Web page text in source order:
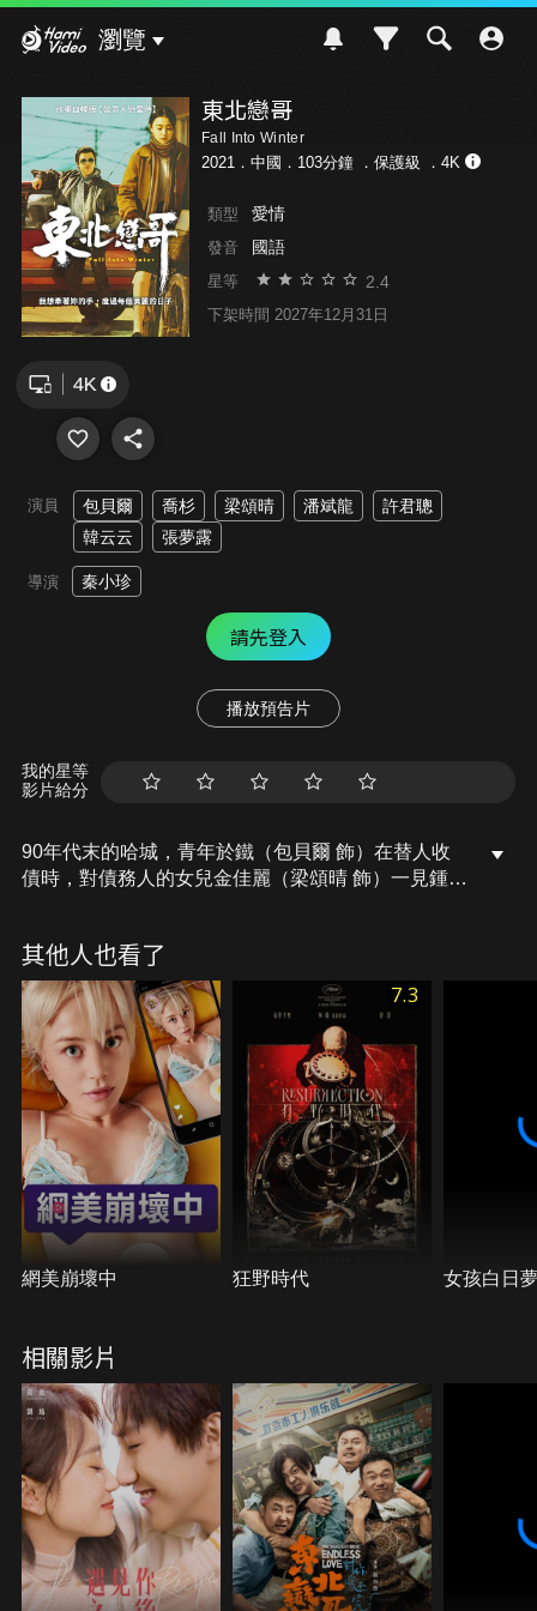
瀏覽
東北戀哥
Fall Into Winter
2021．中國．103分鐘 ． 保護級 ．4K
類型 愛情
發音 國語
星等 2.4
下架時間 2027年12月31日
演員 包貝爾 喬杉 梁頌晴 潘斌龍
許君聰
韓云云
張夢露
導演 秦小珍
請先登入
播放預告片
我的星等
影片給分
90年代末的哈城，青年於鐵（包貝爾 飾）在替人收
債時，對債務人的女兒金佳麗（梁頌晴 飾）一見鍾
幸福的生活時，突如其來的意外卻破壞了他們的計
畫……
其他人也看了
網美崩壞中
7.3
狂野時代 女孩白日
相關影片